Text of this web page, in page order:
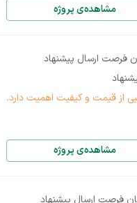
مشاهده‌ی پروژه
فرصت ارسال پیشنهاد
از قیمت و کیفیت اهمیت دارد.
مشاهده‌ی پروژه